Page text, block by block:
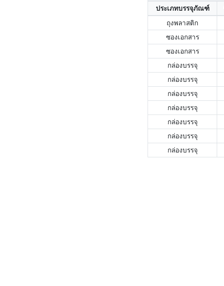
ประเภทบรรจุภัณฑ์
ถุงพลาสติก
ซองเอกสาร
ซองเอกสาร
กล่องบรรจุ
กล่องบรรจุ
กล่องบรรจุ
กล่องบรรจุ
กล่องบรรจุ
กล่องบรรจุ
กล่องบรรจุ